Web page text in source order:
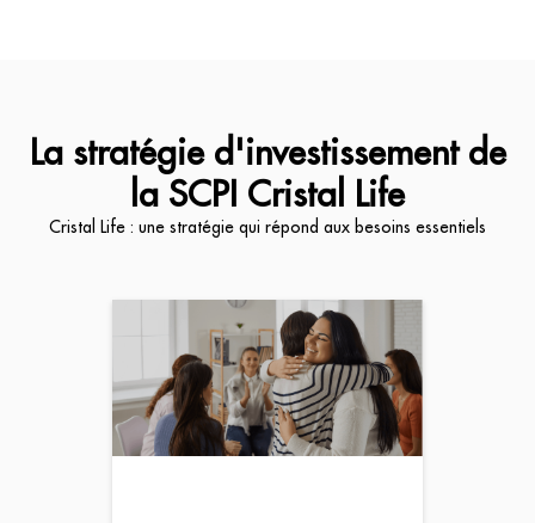
La stratégie d'investissement de
la SCPI Cristal Life
Cristal Life : une stratégie qui répond aux besoins essentiels